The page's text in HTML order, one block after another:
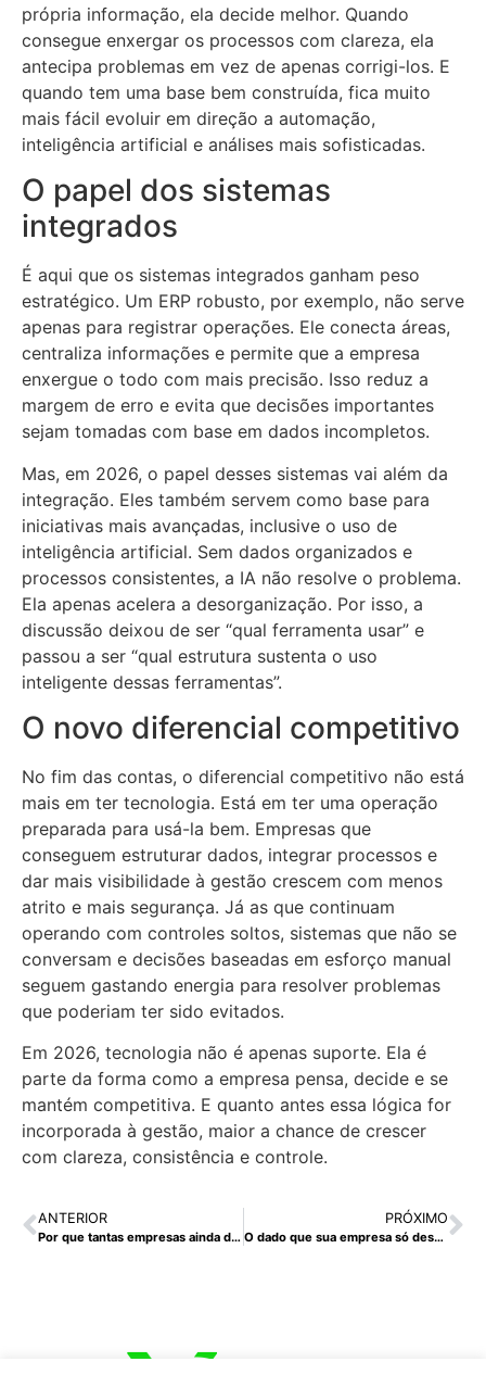
própria informação, ela decide melhor. Quando
consegue enxergar os processos com clareza, ela
antecipa problemas em vez de apenas corrigi-los. E
quando tem uma base bem construída, fica muito
mais fácil evoluir em direção a automação,
inteligência artificial e análises mais sofisticadas.
O papel dos sistemas
integrados
É aqui que os sistemas integrados ganham peso
estratégico. Um ERP robusto, por exemplo, não serve
apenas para registrar operações. Ele conecta áreas,
centraliza informações e permite que a empresa
enxergue o todo com mais precisão. Isso reduz a
margem de erro e evita que decisões importantes
sejam tomadas com base em dados incompletos.
Mas, em 2026, o papel desses sistemas vai além da
integração. Eles também servem como base para
iniciativas mais avançadas, inclusive o uso de
inteligência artificial. Sem dados organizados e
processos consistentes, a IA não resolve o problema.
Ela apenas acelera a desorganização. Por isso, a
discussão deixou de ser “qual ferramenta usar” e
passou a ser “qual estrutura sustenta o uso
inteligente dessas ferramentas”.
O novo diferencial competitivo
No fim das contas, o diferencial competitivo não está
mais em ter tecnologia. Está em ter uma operação
preparada para usá-la bem. Empresas que
conseguem estruturar dados, integrar processos e
dar mais visibilidade à gestão crescem com menos
atrito e mais segurança. Já as que continuam
operando com controles soltos, sistemas que não se
conversam e decisões baseadas em esforço manual
seguem gastando energia para resolver problemas
que poderiam ter sido evitados.
Em 2026, tecnologia não é apenas suporte. Ela é
parte da forma como a empresa pensa, decide e se
mantém competitiva. E quanto antes essa lógica for
incorporada à gestão, maior a chance de crescer
com clareza, consistência e controle.
ANTERIOR
Por que tantas empresas ainda decidem no escuro em 2026, mesmo com IA e dados em abundância
PRÓXIMO
O dado que sua empresa só descobre tarde demais: como transformar vendas em campo em inteligência estratégica